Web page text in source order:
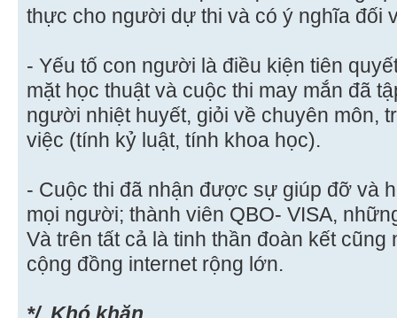
thực cho người dự thi và có ý nghĩa đối
- Yếu tố con người là điều kiện tiên
mặt học thuật và cuộc thi may mắn đã
người nhiệt huyết, giỏi về chuyên môn,
việc (tính kỷ luật, tính khoa học).
- Cuộc thi đã nhận được sự giúp đỡ và
mọi người; thành viên QBO- VISA,
Và trên tất cả là tinh thần đoàn kết
cộng đồng internet rộng lớn.
*/. Khó khăn